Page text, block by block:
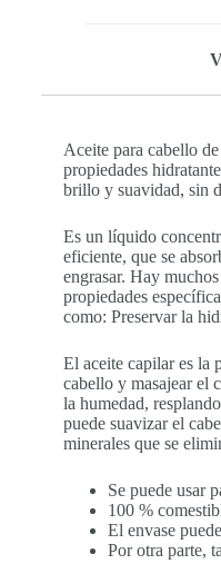
Aceite para cabello
propiedades
brillo y suavidad, sin
Es un líquido
eficiente, que se
engrasar. Hay
propiedades
como: Preservar la
El aceite capilar es la
cabello y masajear el
la humedad,
puede suavizar el
minerales que se
Se puede usar
100 %
El envase
Por otra parte,